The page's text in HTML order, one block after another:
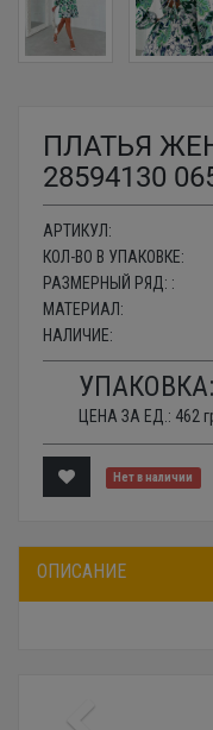
ПЛАТЬЯ
28594130
АРТИКУЛ:
КОЛ-ВО В УПАКОВКЕ:
РАЗМЕРНЫЙ РЯД: :
МАТЕРИАЛ:
НАЛИЧИЕ:
УПАКОВКА:
ЦЕНА ЗА ЕД.: 462
Нет в наличии
ОПИСАНИЕ